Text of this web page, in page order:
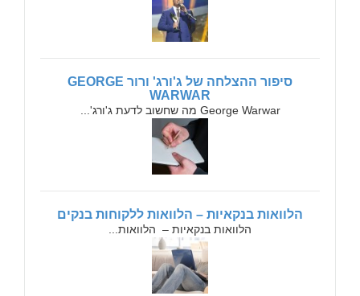
סיפור ההצלחה של ג'ורג' ורור GEORGE
WARWAR
George Warwar מה שחשוב לדעת ג'ורג'...
הלוואות בנקאיות – הלוואות ללקוחות בנקים
הלוואות בנקאיות – הלוואות...